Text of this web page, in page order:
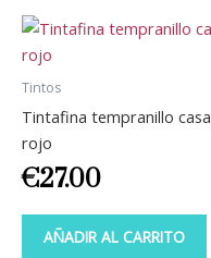
Tintos
Tintafina tempranillo casa
rojo
€27.00
AÑADIR AL CARRITO